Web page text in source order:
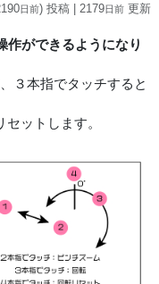
日前) 投稿 | 2179日前 更新
作ができるようになり
３本指でタッチすると
ットします。